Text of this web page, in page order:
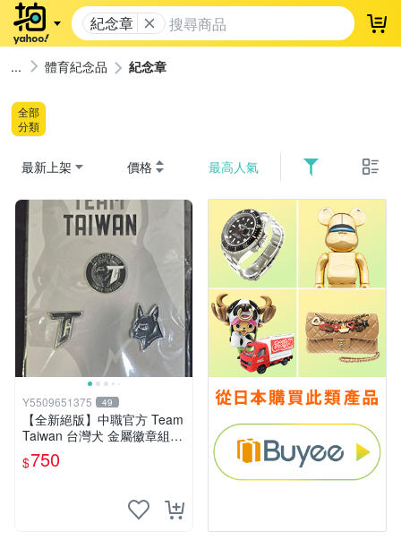
紀念章 登
體育紀念品 紀念章
全部
分類
最新上架 價格 最高人氣
Y5509651375 49
【全新絕版】中職官方 Team
Taiwan 台灣犬 金屬徽章組
(三入裝) / 12強 冠亞賽 中華
隊 紀念徽章 棒球周邊
$750